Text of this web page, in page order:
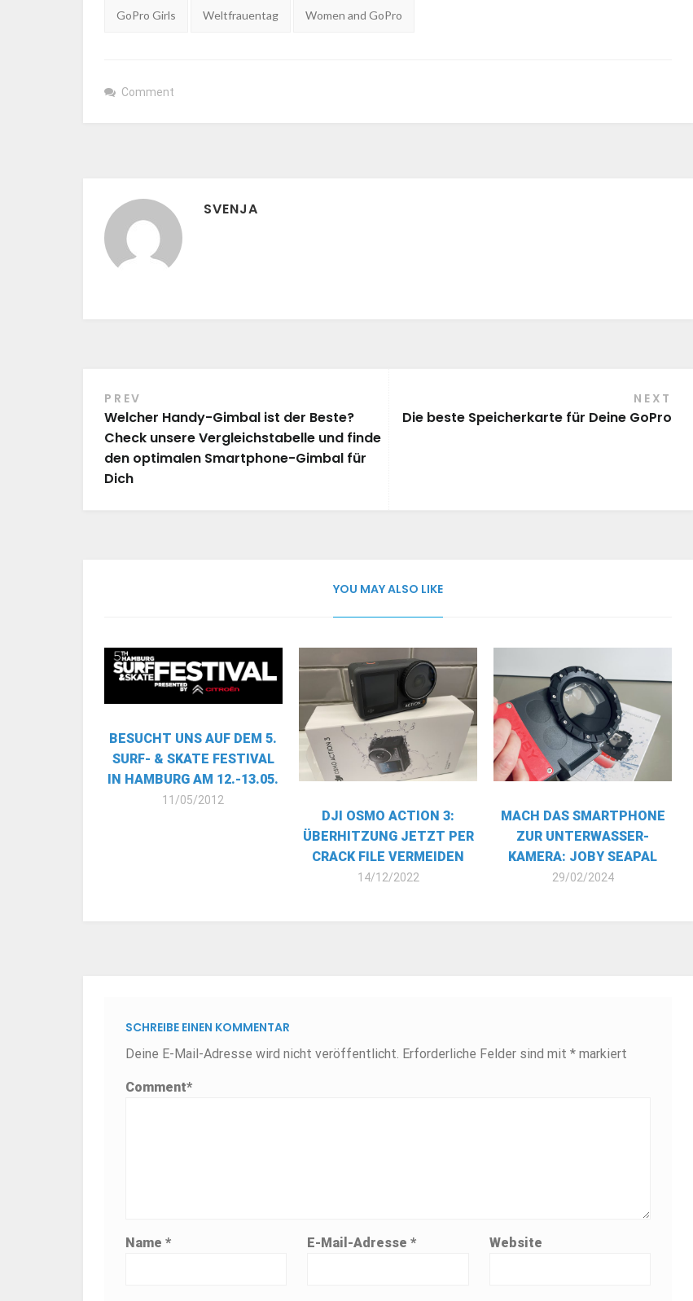
Tags:
GoPro Girls Weltfrauentag Women and GoPro
Comment
SVENJA
Beitragsnavigation
PREV
Welcher Handy-Gimbal ist der Beste?
Check unsere Vergleichstabelle und finde
den optimalen Smartphone-Gimbal für
Dich
NEXT
Die beste Speicherkarte für Deine GoPro
YOU MAY ALSO LIKE
BESUCHT UNS AUF DEM 5.
SURF- & SKATE FESTIVAL
IN HAMBURG AM 12.-13.05.
11/05/2012
DJI OSMO ACTION 3:
ÜBERHITZUNG JETZT PER
CRACK FILE VERMEIDEN
14/12/2022
MACH DAS SMARTPHONE
ZUR UNTERWASSER-
KAMERA: JOBY SEAPAL
29/02/2024
SCHREIBE EINEN KOMMENTAR
Deine E-Mail-Adresse wird nicht veröffentlicht. Erforderliche Felder sind mit *markiert
Comment*
Name * E-Mail-Adresse* Website